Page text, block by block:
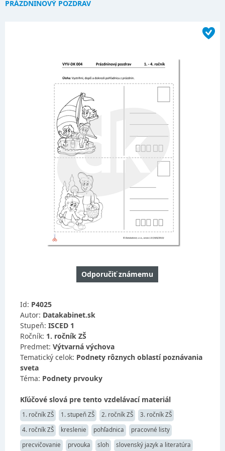
PRÁZDNINOVÝ POZDRAV
Odporučiť známemu
Id: P4025
Autor: Datakabinet.sk
Stupeň: ISCED 1
Ročník: 1. ročník ZŠ
Predmet: Výtvarná výchova
Tematický celok: Podnety rôznych oblastí poznávania
sveta
Téma: Podnety prvouky
Kľúčové slová pre tento vzdelávací materiál
1. ročník ZŠ 1. stupeň ZŠ 2. ročník ZŠ
3. ročník ZŠ
4. ročník ZŠ
kreslenie pohľadnica
pracovné listy
precvičovanie
prvouka sloh
slovenský jazyk a literatúra